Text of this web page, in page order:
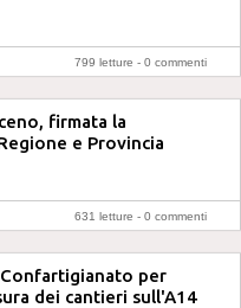
799 letture - 0 commenti
firmata la
e Provincia
631 letture - 0 commenti
per
dei cantieri sull'A14